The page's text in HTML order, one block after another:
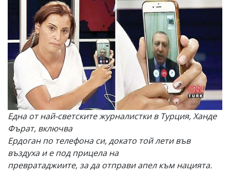
Една от най-светските журналистки в Турция, Ханде
Фърат, включва
Ердоган по телефона си, докато той лети във
въздуха и е под прицела на
превратаджиите, за да отправи апел към нацията.